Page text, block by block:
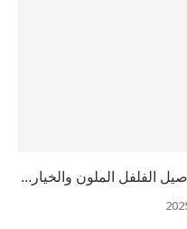
الفلفل الملون والخيار...